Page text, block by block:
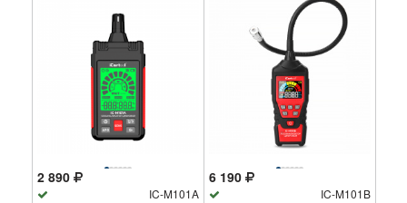
2 890
IC-M101A
6 190
IC-M101B